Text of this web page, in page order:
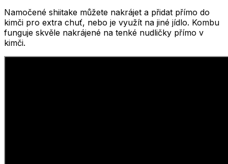
Namočené shiitake můžete nakrájet a přidat přímo do
kimči pro extra chuť, nebo je využít na jiné jídlo. Kombu
funguje skvěle nakrájené na tenké nudličky přímo v
kimči.